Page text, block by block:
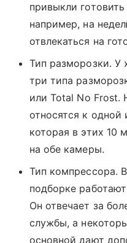
привыкли
например, на
отвлекаться на
Тип разморозки. У
три типа
или Total No Frost.
относятся к
которая в этих 10
на обе камеры.
Тип компрессора.
подборке
Он отвечает за
службы, а
основной дают